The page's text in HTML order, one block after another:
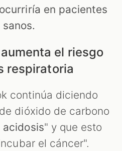
en pacientes
el riesgo
respiratoria
continúa diciendo
dióxido de carbono
acidosis" y que esto
el cáncer".